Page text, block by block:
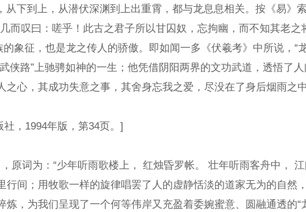
下到上，从潜伏深渊到上出重霄，都与龙息息相关。按《
叹曰：嗟乎！此古之君子所以甘囚奴，忘拘幽，而不知其
象征，也是龙之传人的骄傲。即如闻一多《伏羲考》中所说，
路”上驰骋如神的一生；他凭借阴阳两界的文功武道，透悟
，其成功失意之事，其舍身忘我之爱，尽没在了身后烟雨
，1994年版，第34页。]
词为：“少年听雨歌楼上， 红烛昏罗帐。 壮年听雨客舟中
；用牧歌一样的旋律唱罢了人的虚静恬淡的道家无为的自
，为我们呈现了一个何等伟岸又充盈着委婉蜜意、圆融通透的“